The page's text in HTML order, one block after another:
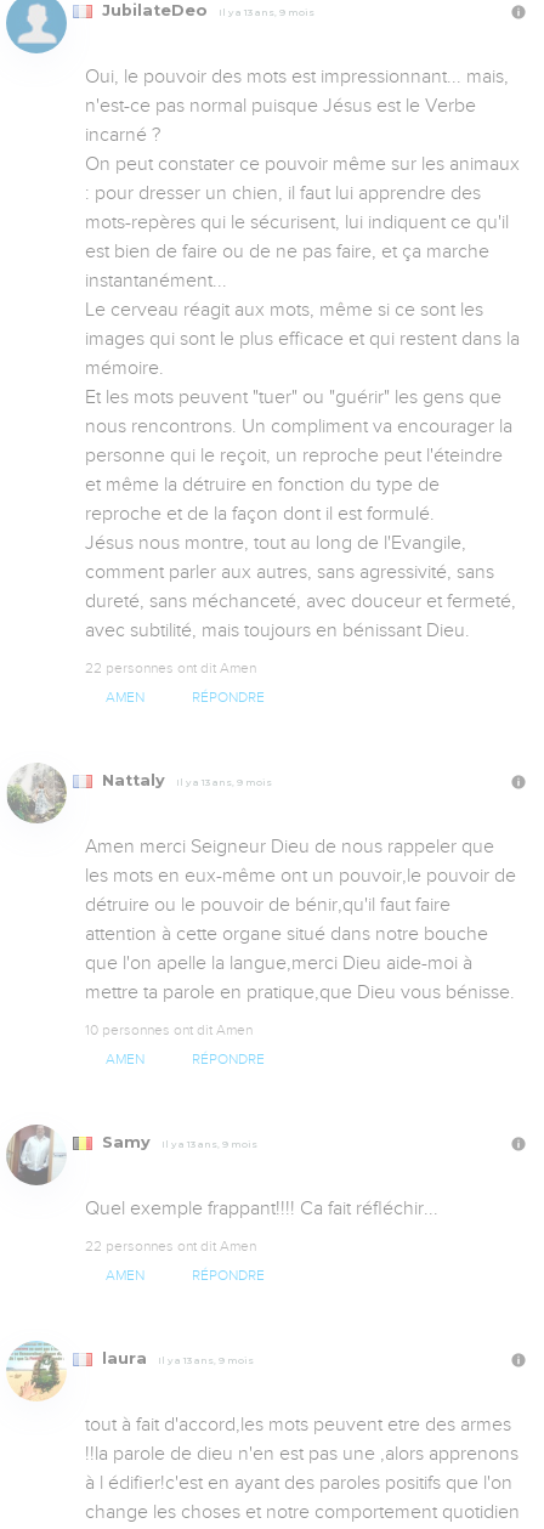
JubilateDeo Il y a 13 ans, 9 mois
Oui, le pouvoir des mots est impressionnant... mais,
n'est-ce pas normal puisque Jésus est le Verbe
incarné ?
On peut constater ce pouvoir même sur les animaux
: pour dresser un chien, il faut lui apprendre des
mots-repères qui le sécurisent, lui indiquent ce qu'il
est bien de faire ou de ne pas faire, et ça marche
instantanément...
Le cerveau réagit aux mots, même si ce sont les
images qui sont le plus efficace et qui restent dans la
mémoire.
Et les mots peuvent "tuer" ou "guérir" les gens que
nous rencontrons. Un compliment va encourager la
personne qui le reçoit, un reproche peut l'éteindre
et même la détruire en fonction du type de
reproche et de la façon dont il est formulé.
Jésus nous montre, tout au long de l'Evangile,
comment parler aux autres, sans agressivité, sans
dureté, sans méchanceté, avec douceur et fermeté,
avec subtilité, mais toujours en bénissant Dieu.
22 personnes ont dit Amen
AMEN RÉPONDRE
Nattaly Il y a 13 ans, 9 mois
Amen merci Seigneur Dieu de nous rappeler que
les mots en eux-même ont un pouvoir,le pouvoir de
détruire ou le pouvoir de bénir,qu'il faut faire
attention à cette organe situé dans notre bouche
que l'on apelle la langue,merci Dieu aide-moi à
mettre ta parole en pratique,que Dieu vous bénisse.
10 personnes ont dit Amen
AMEN RÉPONDRE
Samy Il y a 13 ans, 9 mois
Quel exemple frappant!!!! Ca fait réfléchir...
22 personnes ont dit Amen
AMEN RÉPONDRE
laura Il y a 13 ans, 9 mois
tout à fait d'accord,les mots peuvent etre des armes
!!la parole de dieu n'en est pas une ,alors apprenons
à l édifier!c'est en ayant des paroles positifs que l'on
change les choses et notre comportement quotidien